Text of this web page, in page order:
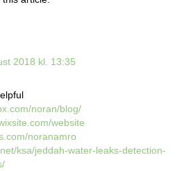
2018 kl. 13:35
noran/blog/
website
noranamro
ksa/jeddah-water-leaks-detection-